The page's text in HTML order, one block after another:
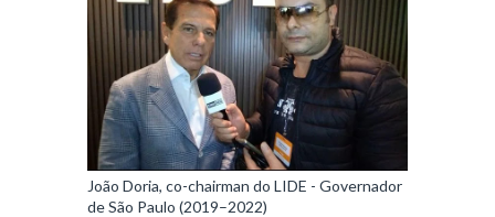
João Doria, co-chairman do LIDE - Governador
de São Paulo (2019–2022)